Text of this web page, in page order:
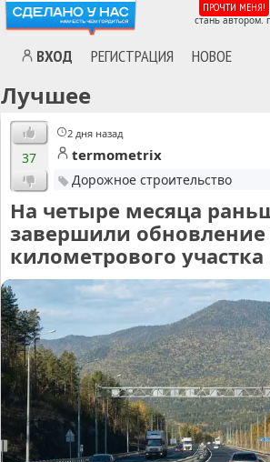
ВХОД РЕГИСТРАЦИЯ НОВОЕ
ПРОЧТИ МЕНЯ!
стань автором.
Лучшее
2 дня назад
37 termometrix
Дорожное строительство
На четыре месяца
завершили обновление
километрового